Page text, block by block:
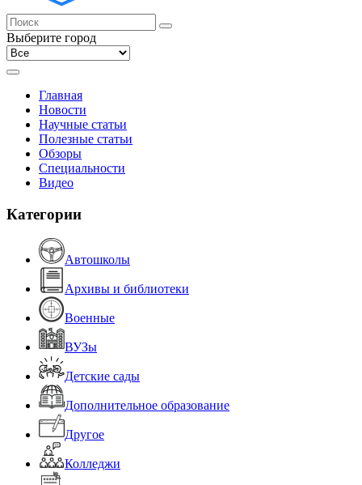
Выберите город
Главная
Новости
Научные статьи
Полезные статьи
Обзоры
Специальности
Видео
Категории
Автошколы
Архивы и библиотеки
Военные
ВУЗы
Детские сады
Дополнительное образование
Другое
Колледжи